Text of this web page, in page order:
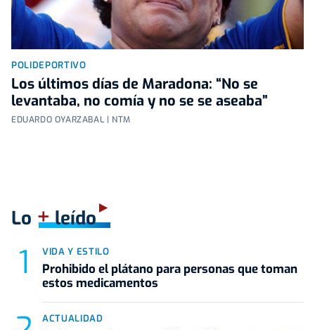
POLIDEPORTIVO
Los últimos días de Maradona: “No se
levantaba, no comía y no se se aseaba”
EDUARDO OYARZABAL | NTM
Lo +leído
VIDA Y ESTILO
Prohibido el plátano para personas que toman
estos medicamentos
ACTUALIDAD